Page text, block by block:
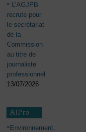
L’AGJPB
recrute pour
le secrétariat
de la
Commission
au titre de
journaliste
professionnel
13/07/2026
AJPro
Environnement,